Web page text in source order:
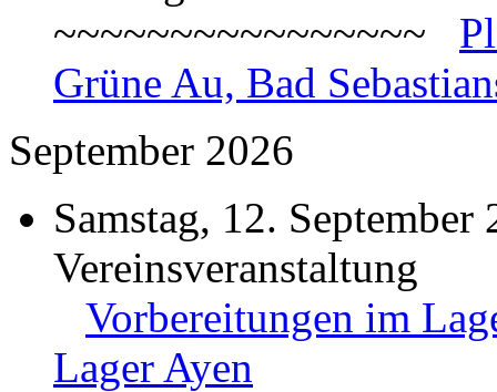
~~~~~~~~~~~~~~~~
Grüne Au, Bad
September 2026
Samstag, 12. September
Vereinsveranstaltung
Vorbereitungen im
Lager Ayen